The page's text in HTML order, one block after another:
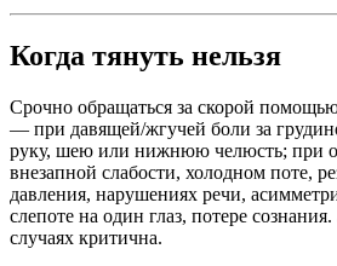
Когда тянуть нельзя
Срочно обращаться за скорой
— при давящей/жгучей боли за
руку, шею или нижнюю челюсть; при
внезапной слабости, холодном поте,
давления, нарушениях речи,
слепоте на один глаз, потере
случаях критична.